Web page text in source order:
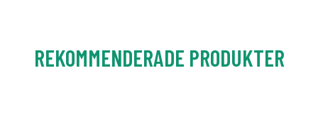
REKOMMENDERADE PRODUKTER